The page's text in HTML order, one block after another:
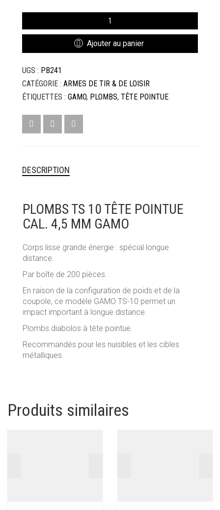
DE
TÊTE
POINTUE
CAL.
MM
GAMO
Ajouter au panier
UGS : PB241
CATÉGORIE : ARMES DE TIR & DE LOISIR
ÉTIQUETTES : GAMO, PLOMBS, TÊTE POINTUE
DESCRIPTION
PLOMBS TS 10 TÊTE POINTUE
CAL. 4,5 MM GAMO
Corps lisse grande énergie : spécial longue
distance.
Par boîte de 200 pièces.
En raison de la configuration de poids et de la
coupole, ce modèle GAMO TS-10 permet un
impact important à longue distance.
Plombs diabolos à tête pointue.
Recommandés pour les nuisibles et les cibles
métalliques.
Produits similaires